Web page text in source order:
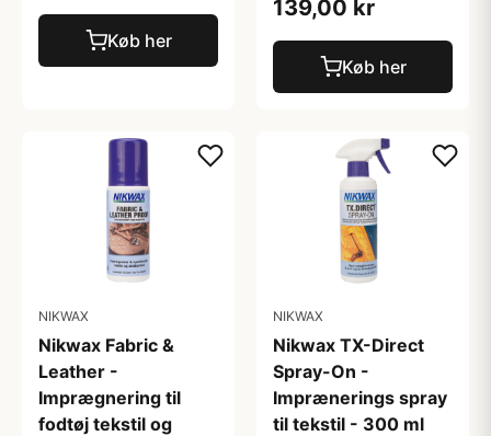
Køb her
139,00 kr
Køb her
NIKWAX
Nikwax Fabric &
Leather -
Imprægnering til
fodtøj tekstil og
NIKWAX
Nikwax TX-Direct
Spray-On -
Imprænerings spray
til tekstil - 300 ml